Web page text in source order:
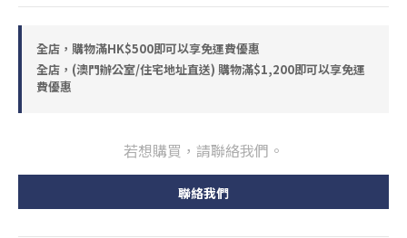
全店，購物滿HK$500即可以享免運費優惠
全店，(澳門辦公室/住宅地址直送) 購物滿$1,200即可以享免運
費優惠
若想購買，請聯絡我們。
聯絡我們